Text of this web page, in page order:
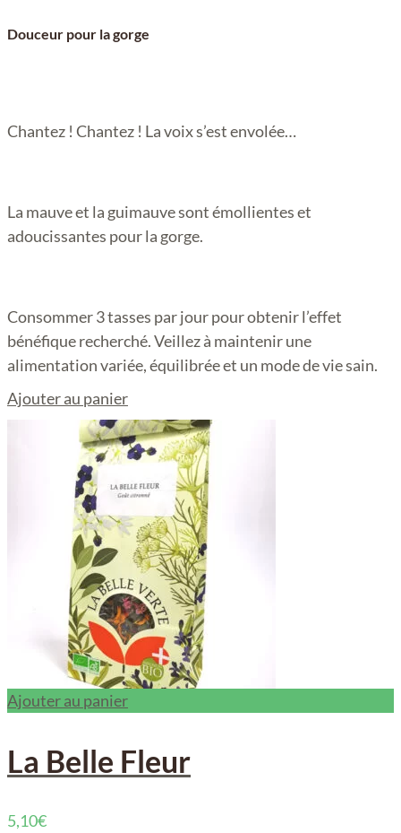
Douceur pour la gorge
Chantez ! Chantez ! La voix s’est envolée…
La mauve et la guimauve sont émollientes et
adoucissantes pour la gorge.
Consommer 3 tasses par jour pour obtenir l’effet
bénéfique recherché. Veillez à maintenir une
alimentation variée, équilibrée et un mode de vie sain.
Ajouter au panier
Ajouter au panier
La Belle Fleur
5,10€